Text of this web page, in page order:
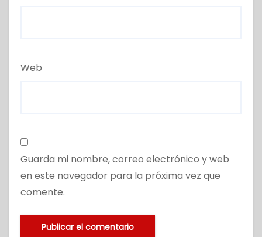
Web
Guarda mi nombre, correo electrónico y web
en este navegador para la próxima vez que
comente.